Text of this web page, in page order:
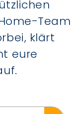
Team
klärt
eure